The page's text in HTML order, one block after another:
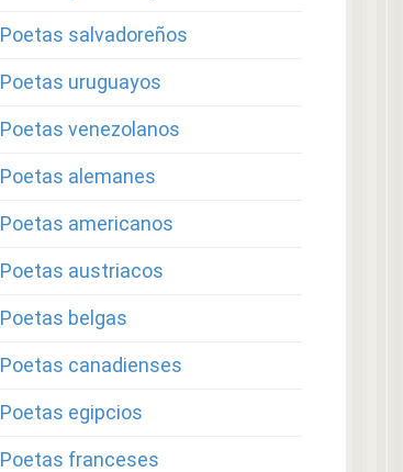
Poetas salvadoreños
Poetas uruguayos
Poetas venezolanos
Poetas alemanes
Poetas americanos
Poetas austriacos
Poetas belgas
Poetas canadienses
Poetas egipcios
Poetas franceses